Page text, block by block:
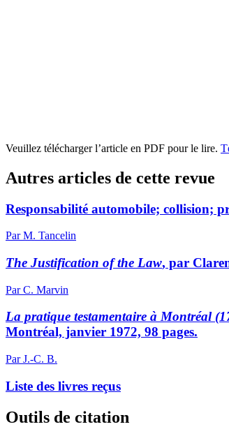
Veuillez télécharger l’article en PDF pour le lire.
Autres articles de cette revue
Responsabilité automobile; collision;
Par M. Tancelin
The Justification of the Law, par
Par C. Marvin
La pratique testamentaire à Montréal
Montréal, janvier 1972, 98 pages.
Par J.-C. B.
Liste des livres reçus
Outils de citation